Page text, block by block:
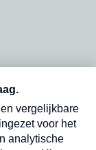
in
Verzend